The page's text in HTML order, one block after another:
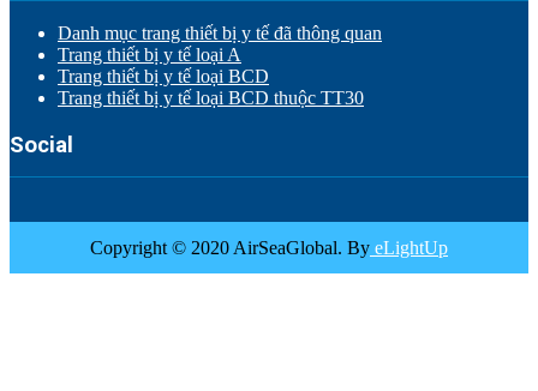
Danh mục trang thiết bị y tế đã thông quan
Trang thiết bị y tế loại A
Trang thiết bị y tế loại BCD
Trang thiết bị y tế loại BCD thuộc TT30
Social
Copyright © 2020 AirSeaGlobal. By eLightUp